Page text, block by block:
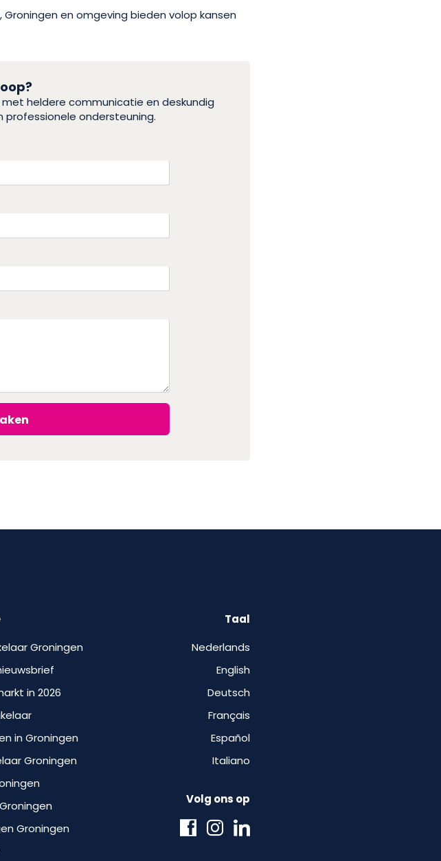
en omgeving bieden volop kansen
heldere communicatie en deskundig
professionele ondersteuning.
Groningen
in 2026
in Groningen
Groningen
Groningen
Taal
Nederlands
English
Deutsch
Français
Español
Italiano
Volg ons op